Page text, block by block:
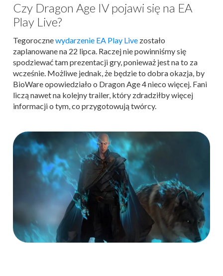
Czy Dragon Age IV pojawi się na EA
Play Live?
Tegorocznewydarzenie EA Play Live zostało
zaplanowane na 22 lipca. Raczej nie powinniśmy się
spodziewać tam prezentacji gry, ponieważ jest na to za
wcześnie. Możliwe jednak, że będzie to dobra okazja, by
BioWare opowiedziało o Dragon Age 4 nieco więcej. Fani
liczą nawet na kolejny trailer, który zdradziłby więcej
informacji o tym, co przygotowują twórcy.